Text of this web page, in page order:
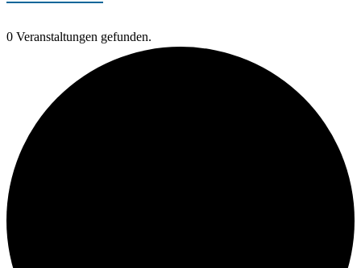
0 Veranstaltungen gefunden.